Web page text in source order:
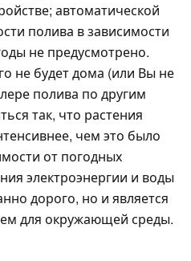
автоматической
полива в зависимости
не предусмотрено.
не будет дома (или Вы не
полива по другим
так, что растения
чем это было
от погодных
электроэнергии и воды
дорого, но и является
для окружающей среды.